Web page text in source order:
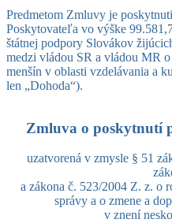
Predmetom Zmluvy je
Poskytovateľa vo výške
štátnej podpory Slovákov
medzi vládou SR a vládou MR
menšín v oblasti vzdelávania a
len „Dohoda“).
Zmluva o poskytnutí
uzatvorená v zmysle § 51
a zákona č. 523/2004 Z. z. o
správy a o zmene a
v znení